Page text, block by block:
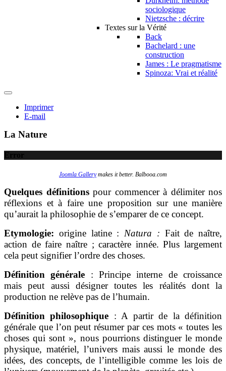
sociologique
Nietzsche : décrire
Textes sur la Vérité
Back
Bachelard : une
construction
James : Le pragmatisme
Spinoza: Vrai et réalité
Imprimer
E-mail
La Nature
Error
Joomla Gallerymakes it better. Balbooa.com
Quelques définitionspour commencer à délimiter nos
réflexions et à faire une proposition sur une manière
qu’aurait la philosophie de s’emparer de ce concept.
Etymologie: origine latine : Natura : Fait de naître,
action de faire naître ; caractère innée. Plus largement
cela peut signifier l’ordre des choses.
Définition générale : Principe interne de croissance
mais peut aussi désigner toutes les réalités dont la
production ne relève pas de l’humain.
Définition philosophique : A partir de la définition
générale que l’on peut résumer par ces mots « toutes les
choses qui sont », nous pourrions distinguer le monde
physique, matériel, l’univers mais aussi le monde des
idées, des concepts, de l’intelligible comme les lois de